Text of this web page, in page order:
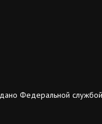
Федеральной